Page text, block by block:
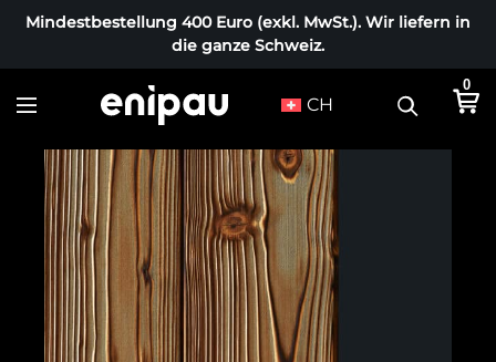
Mindestbestellung 400 Euro (exkl. MwSt.). Wir liefern in
die ganze Schweiz.
CH
0